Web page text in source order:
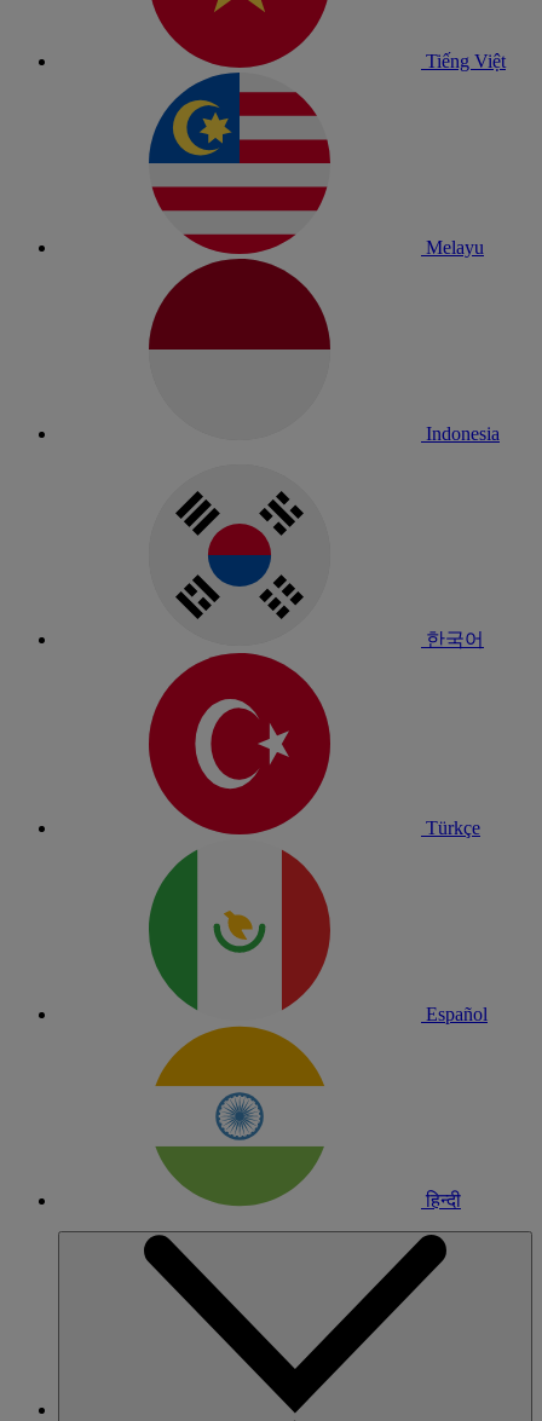
Tiếng Việt
Melayu
Indonesia
한국어
Türkçe
Español
हिन्दी